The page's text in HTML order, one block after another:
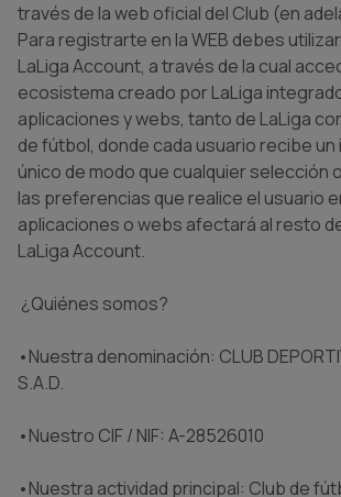
través de la web oficial del Club (en
Para registrarte en la WEB debes
LaLiga Account, a través de la cual
ecosistema creado por LaLiga
aplicaciones y webs, tanto de LaLiga
de fútbol, donde cada usuario recibe
único de modo que cualquier selección
las preferencias que realice el usuario
aplicaciones o webs afectará al resto
LaLiga Account.
¿Quiénes somos?
•Nuestra denominación: CLUB
S.A.D.
•Nuestro CIF / NIF: A-28526010
•Nuestra actividad principal: Club de